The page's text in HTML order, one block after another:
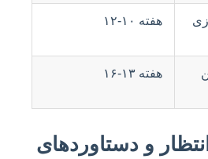
هفته ۱۰-۱۲
هفته ۱۳-۱۶
انتظار و دستاوردهای